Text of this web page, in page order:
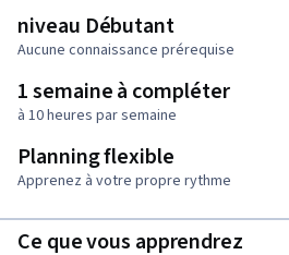
niveau Débutant
Aucune connaissance prérequise
1 semaine à compléter
à 10 heures par semaine
Planning flexible
Apprenez à votre propre rythme
Ce que vous apprendrez